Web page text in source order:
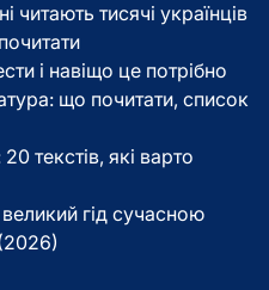
читають тисячі українців
і навіщо це потрібно
що почитати, список
текстів, які варто
гід сучасною